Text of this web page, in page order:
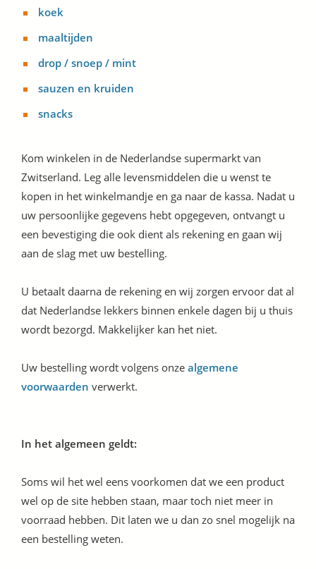
koek
maaltijden
drop / snoep / mint
sauzen en kruiden
snacks
Kom winkelen in de Nederlandse supermarkt van
Zwitserland. Leg alle levensmiddelen die u wenst te
kopen in het winkelmandje en ga naar de kassa. Nadat u
uw persoonlijke gegevens hebt opgegeven, ontvangt u
een bevestiging die ook dient als rekening en gaan wij
aan de slag met uw bestelling.
U betaalt daarna de rekening en wij zorgen ervoor dat al
dat Nederlandse lekkers binnen enkele dagen bij u thuis
wordt bezorgd. Makkelijker kan het niet.
Uw bestelling wordt volgens onze algemene
voorwaarden verwerkt.
In het algemeen geldt:
Soms wil het wel eens voorkomen dat we een product
wel op de site hebben staan, maar toch niet meer in
voorraad hebben. Dit laten we u dan zo snel mogelijk na
een bestelling weten.